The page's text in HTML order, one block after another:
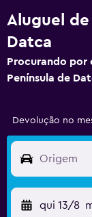
Aluguel de
Datca
Procurando por
Península de
Devolução no
Origem
qui 13/8